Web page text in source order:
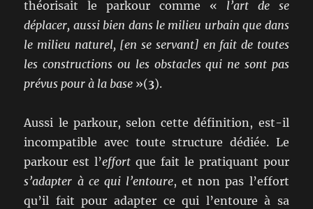
théorisait le parkour comme « l’art de se
déplacer, aussi bien dans le milieu urbain que dans
le milieu naturel, [en se servant] en fait de toutes
les constructions ou les obstaclesqui ne sont pas
prévus pour à la base »(3).
Aussi le parkour, selon cette définition, est-il
incompatible avec toute structure dédiée. Le
parkour est l’effort que fait le pratiquant pour
s’adapter à ce qui l’entoure, et non pas l’effort
qu’il fait pour adapter ce qui l’entoure à sa